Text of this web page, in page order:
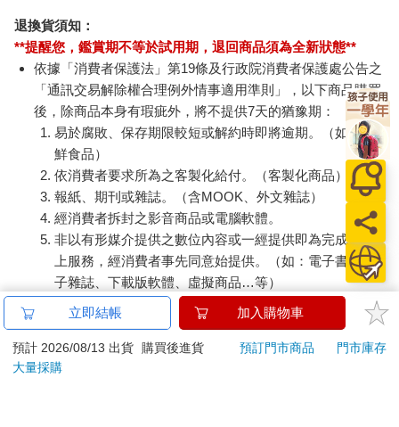
退換貨須知：
**提醒您，鑑賞期不等於試用期，退回商品須為全新狀態**
依據「消費者保護法」第19條及行政院消費者保護處公告之
「通訊交易解除權合理例外情事適用準則」，以下商品購買
後，除商品本身有瑕疵外，將不提供7天的猶豫期：
易於腐敗、保存期限較短或解約時即將逾期。（如：生
鮮食品）
依消費者要求所為之客製化給付。（客製化商品）
報紙、期刊或雜誌。（含MOOK、外文雜誌）
經消費者拆封之影音商品或電腦軟體。
非以有形媒介提供之數位內容或一經提供即為完成之線
上服務，經消費者事先同意始提供。（如：電子書、電
子雜誌、下載版軟體、虛擬商品…等）
已拆封之個人衛生用品。（如：內衣褲、刮鬍刀、除毛
若非上列種類商品，均享有到貨7天的猶豫期（含例假
日）。
立即結帳 加入購物車
預計 2026/08/13 出貨 購買後進貨 預訂門市商品
門市庫存
大量採購